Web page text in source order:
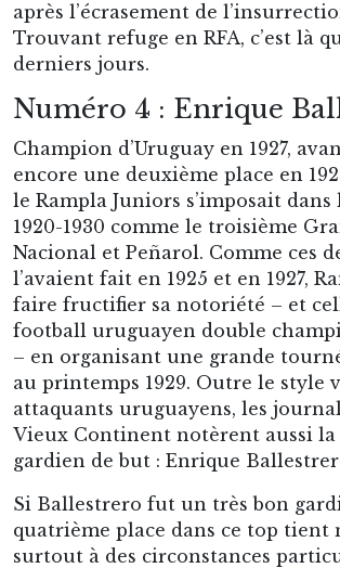
après l’écrasement de
Trouvant refuge en RFA, c’est là
derniers jours.
Numéro 4 : Enrique
Champion d’Uruguay en 1927,
encore une deuxième place en
le Rampla Juniors s’imposait dans
1920-1930 comme le troisième
Nacional et Peñarol. Comme ces
l’avaient fait en 1925 et en 1927,
faire fructifier sa notoriété – et
football uruguayen double
– en organisant une grande
au printemps 1929. Outre le style
attaquants uruguayens, les
Vieux Continent notèrent aussi la
gardien de but : Enrique
Si Ballestrero fut un très bon
quatrième place dans ce top tient
surtout à des circonstances